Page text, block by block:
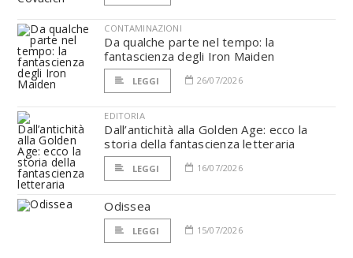
CONTAMINAZIONI
Da qualche parte nel tempo: la
fantascienza degli Iron Maiden
LEGGI 26/07/2026
EDITORIA
Dall’antichità alla Golden Age: ecco la
storia della fantascienza letteraria
LEGGI 16/07/2026
Odissea
LEGGI 15/07/2026